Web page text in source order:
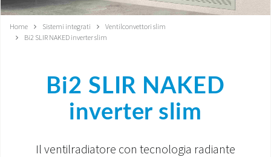
RISCALDAMENTO
SISTEMI INTEGRATI
Home Sistemi integrati
Ventilconvettori slim
Bi2 SLIR NAKED inverter slim
Bi2 SLIR NAKED
inverter slim
Il ventilradiatore con tecnologia radiante